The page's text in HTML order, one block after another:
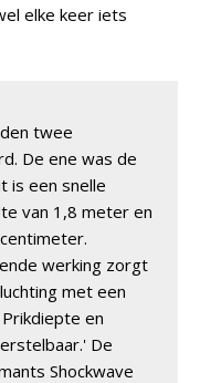
elke keer iets
twee
De ene was de
is een snelle
van 1,8 meter en
werking zorgt
met een
en
De
Shockwave